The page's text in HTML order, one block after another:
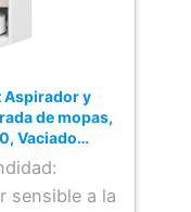
Aspirador y
de mopas,
Vaciado
Kit
sensible a la